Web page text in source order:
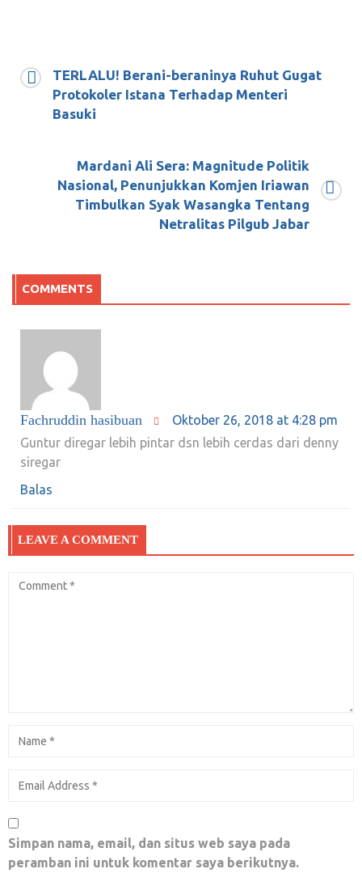
TERLALU! Berani-beraninya Ruhut Gugat
Protokoler Istana Terhadap Menteri
Basuki
Mardani Ali Sera: Magnitude Politik
Nasional, Penunjukkan Komjen Iriawan
Timbulkan Syak Wasangka Tentang
Netralitas Pilgub Jabar
COMMENTS
Fachruddin hasibuan
Oktober 26, 2018 at 4:28 pm
Guntur diregar lebih pintar dsn lebih cerdas dari denny
siregar
Balas
LEAVE A COMMENT
Simpan nama, email, dan situs web saya pada
peramban ini untuk komentar saya berikutnya.